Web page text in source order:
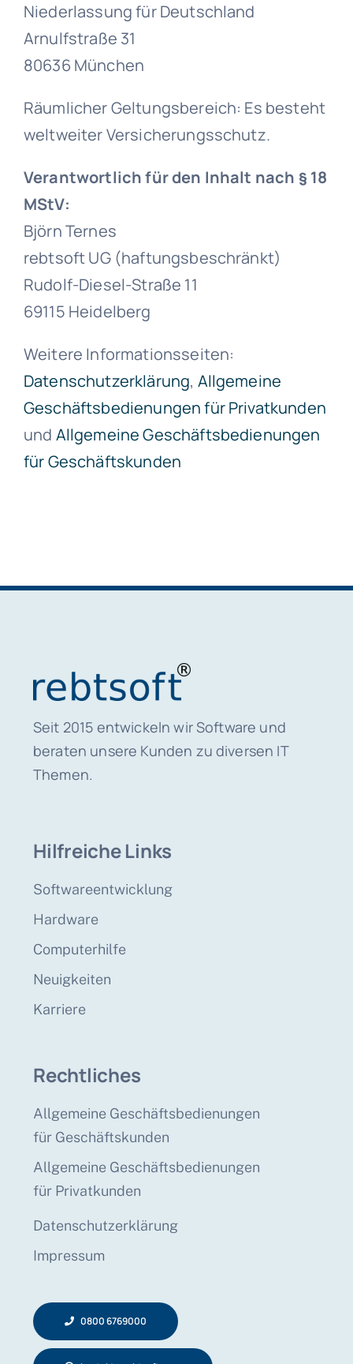
Niederlassung für Deutschland
Arnulfstraße 31
80636 München
Räumlicher Geltungsbereich: Es besteht
weltweiter Versicherungsschutz.
Verantwortlich für den Inhalt nach § 18
MStV:
Björn Ternes
rebtsoft UG (haftungsbeschränkt)
Rudolf-Diesel-Straße 11
69115 Heidelberg
Weitere Informationsseiten:
Datenschutzerklärung, Allgemeine
Geschäftsbedienungen für Privatkunden
und Allgemeine Geschäftsbedienungen
für Geschäftskunden
Seit 2015 entwickeln wir Software und
beraten unsere Kunden zu diversen IT
Themen.
Hilfreiche Links
Softwareentwicklung
Hardware
Computerhilfe
Neuigkeiten
Karriere
Rechtliches
Allgemeine Geschäftsbedienungen
für Geschäftskunden
Allgemeine Geschäftsbedienungen
für Privatkunden
Datenschutzerklärung
Impressum
0800 6769000